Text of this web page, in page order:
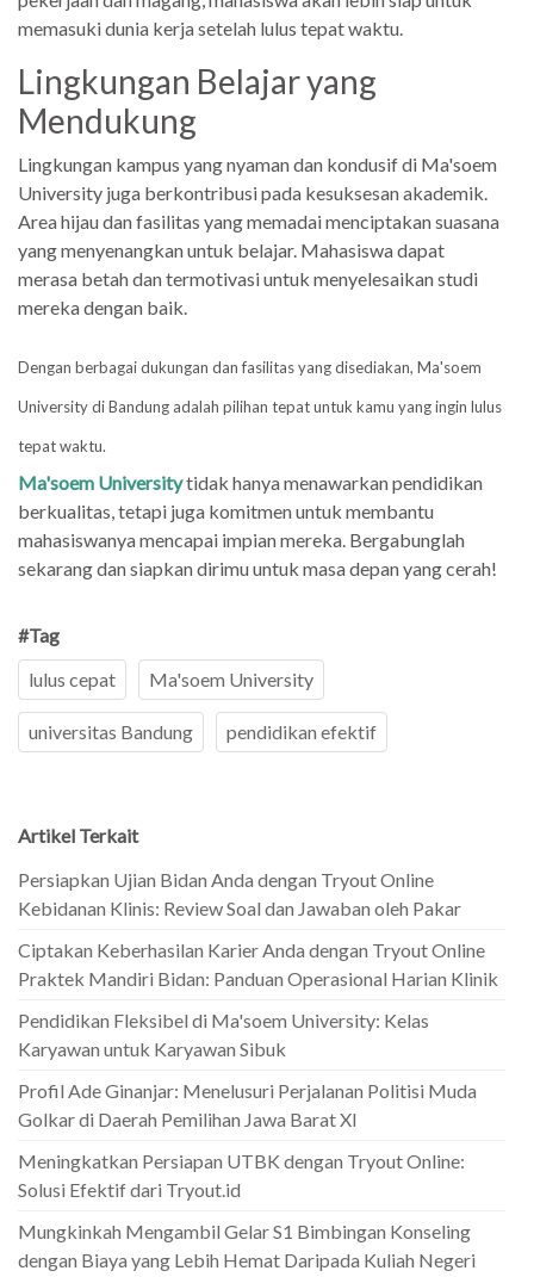
memasuki dunia kerja setelah lulus tepat waktu.
Lingkungan Belajar yang
Mendukung
Lingkungan kampus yang nyaman dan kondusif di Ma'soem
University juga berkontribusi pada kesuksesan akademik.
Area hijau dan fasilitas yang memadai menciptakan suasana
yang menyenangkan untuk belajar. Mahasiswa dapat
merasa betah dan termotivasi untuk menyelesaikan studi
mereka dengan baik.
Dengan berbagai dukungan dan fasilitas yang disediakan, Ma'soem
University di Bandung adalah pilihan tepat untuk kamu yang ingin lulus
tepat waktu.
Ma'soem Universitytidak hanya menawarkan pendidikan
berkualitas, tetapi juga komitmen untuk membantu
mahasiswanya mencapai impian mereka. Bergabunglah
sekarang dan siapkan dirimu untuk masa depan yang cerah!
#Tag
lulus cepat
Ma'soem University
universitas Bandung pendidikan efektif
Artikel Terkait
Persiapkan Ujian Bidan Anda dengan Tryout Online
Kebidanan Klinis: Review Soal dan Jawaban oleh Pakar
Ciptakan Keberhasilan Karier Anda dengan Tryout Online
Praktek Mandiri Bidan: Panduan Operasional Harian Klinik
Pendidikan Fleksibel di Ma'soem University: Kelas
Karyawan untuk Karyawan Sibuk
Profil Ade Ginanjar: Menelusuri Perjalanan Politisi Muda
Golkar di Daerah Pemilihan Jawa Barat XI
Meningkatkan Persiapan UTBK dengan Tryout Online:
Solusi Efektif dari Tryout.id
Mungkinkah Mengambil Gelar S1 Bimbingan Konseling
dengan Biaya yang Lebih Hemat Daripada Kuliah Negeri